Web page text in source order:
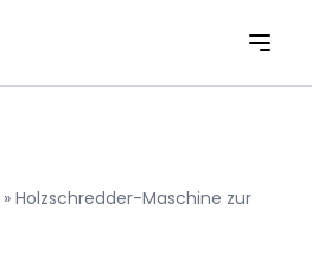
» Holzschredder-Maschine zur